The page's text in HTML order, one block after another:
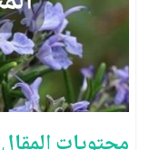
الأشياء والمقتنيات
الإنسان بأحواله وصفاته
الحيوانات والحشرات